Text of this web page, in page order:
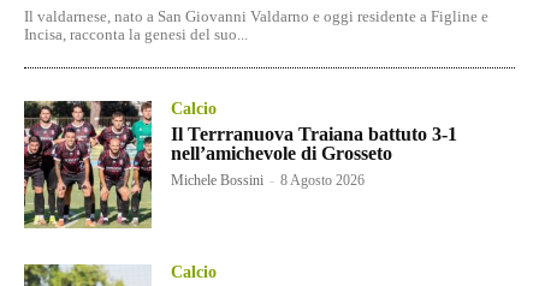
Il valdarnese, nato a San Giovanni Valdarno e oggi residente a Figline e
Incisa, racconta la genesi del suo...
Calcio
Il Terrranuova Traiana battuto 3-1
nell’amichevole di Grosseto
Michele Bossini - 8 Agosto 2026
Calcio